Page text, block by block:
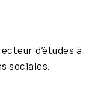
d’études à
sociales.